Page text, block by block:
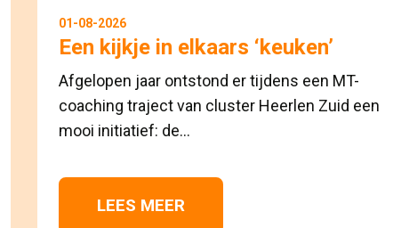
01-08-2026
Een kijkje in elkaars ‘keuken’
Afgelopen jaar ontstond er tijdens een MT-
coaching traject van cluster Heerlen Zuid een
mooi initiatief: de...
LEES MEER